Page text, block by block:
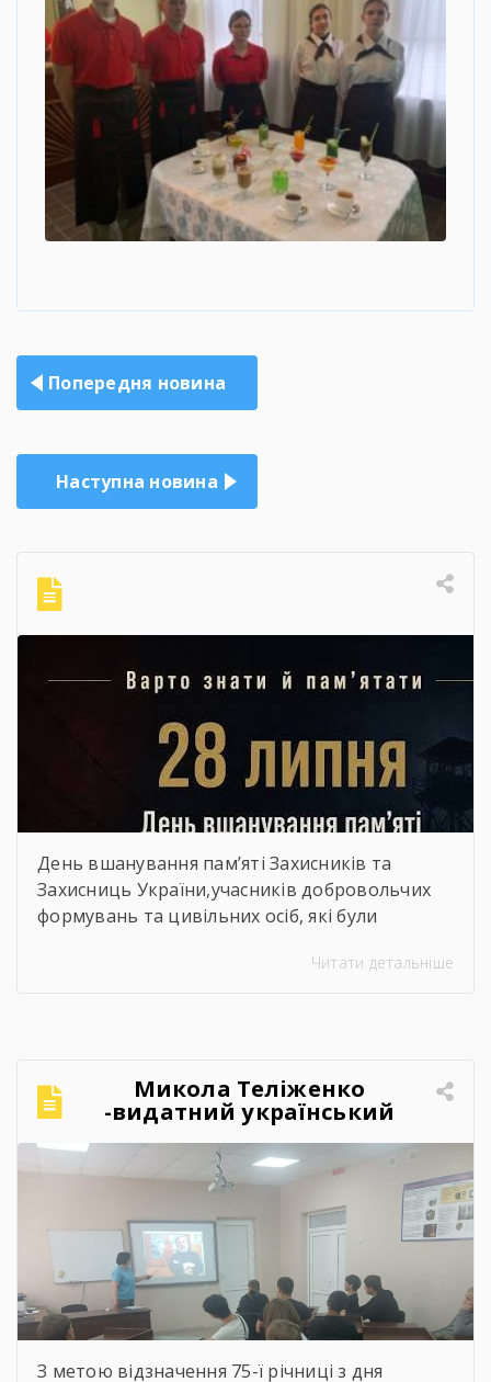
Навігація
записів
Попередня новина
Наступна новина
День вшанування пам’яті Захисників та
Захисниць України,учасників добровольчих
формувань та цивільних осіб, які були
Читати детальніше
Микола Теліженко
-видатний український
художник, графік,
скульптор, майстер
декоративно-ужиткового
мистецтва
З метою відзначення 75-ї річниці з дня